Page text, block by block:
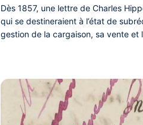
Contenu
central
Dès 1857, une lettre de Charles
qui se destineraient à l’état de
gestion de la cargaison, sa vente et